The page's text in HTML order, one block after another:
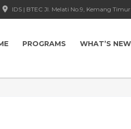
IDS | BTEC Jl. Melati No.9, Kemang
PROGRAMS WHAT’S NEW